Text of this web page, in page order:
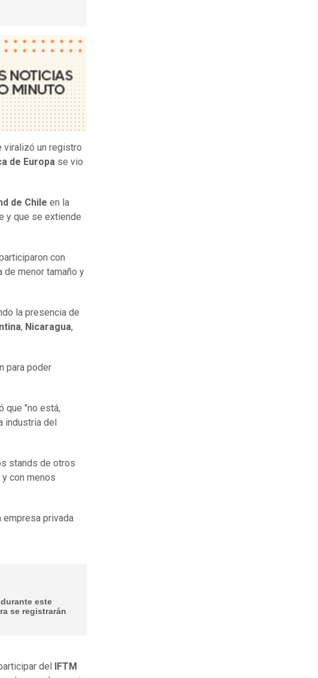
viralizó un registro
de Europa se vio
de Chile en la
y que se extiende
con
de menor tamaño y
la presencia de
, Nicaragua,
para poder
que "no está,
industria del
stands de otros
con menos
empresa privada
este
se registrarán
del
IFTM